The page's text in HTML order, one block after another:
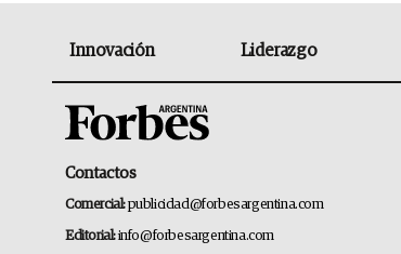
Innovación Liderazgo
Contactos
Comercial:publicidad@forbesargentina.com
Editorial:info@forbesargentina.com